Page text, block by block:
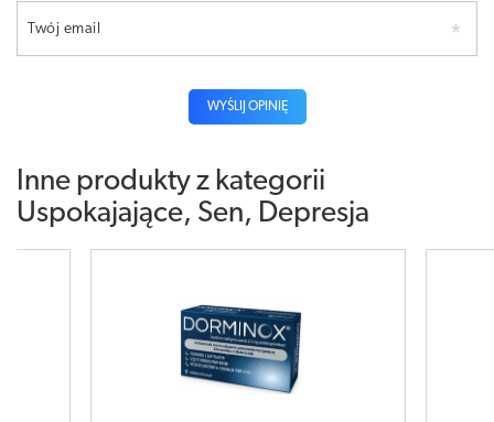
Twój email
WYŚLIJ OPINIĘ
Inne produkty z kategorii
Uspokajające, Sen, Depresja